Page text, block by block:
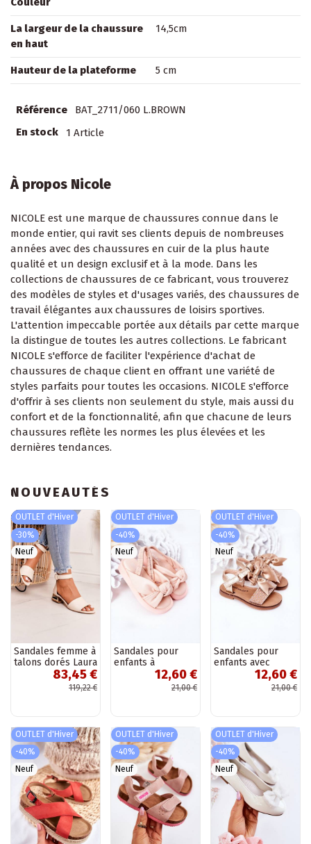
La largeur de la chaussure
en haut
14,5cm
Hauteur de la plateforme 5 cm
Référence
BAT_2711/060 L.BROWN
En stock
1 Article
À propos Nicole
NICOLE est une marque de chaussures connue dans le
monde entier, qui ravit ses clients depuis de nombreuses
années avec des chaussures en cuir de la plus haute
qualité et un design exclusif et à la mode. Dans les
collections de chaussures de ce fabricant, vous trouverez
des modèles de styles et d'usages variés, des chaussures de
travail élégantes aux chaussures de loisirs sportives.
L'attention impeccable portée aux détails par cette marque
la distingue de toutes les autres collections. Le fabricant
NICOLE s'efforce de faciliter l'expérience d'achat de
chaussures de chaque client en offrant une variété de
styles parfaits pour toutes les occasions. NICOLE s'efforce
d'offrir à ses clients non seulement du style, mais aussi du
confort et de la fonctionnalité, afin que chacune de leurs
chaussures reflète les normes les plus élevées et les
dernières tendances.
NOUVEAUTÉS
OUTLET d'Hiver
-30%
Neuf
Sandales femme à
talons dorés Laura
Messi beige83,45 €
119,22 €
OUTLET d'Hiver
-40%
Neuf
Sandales pour
enfants à
fermeture
pression, couleur
12,60 €
21,00 €
OUTLET d'Hiver
-40%
Neuf
Sandales pour
enfants avec
rubans de couleur
12,60 €
21,00 €
OUTLET d'Hiver
-40%
Neuf
OUTLET d'Hiver
-40%
Neuf
OUTLET d'Hiver
-40%
Neuf